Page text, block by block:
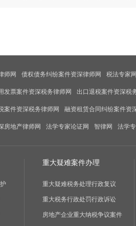
师网 债权债务纠纷案件资深律师网 税法专家
发票案件资深税务律师网 出口退税案件资深税
案件资深税务律师网 融资租赁合同纠纷案件资
房地产律师网 法学专家论证网 智律网 法学
重大疑难案件办理
重大疑难税务处理行政复议
重大税务行政处罚行政诉讼
房地产企业重大纳税争议案件